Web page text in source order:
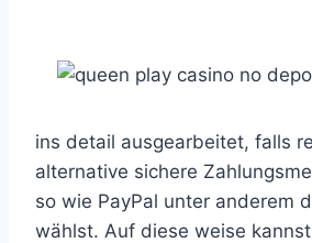
ins detail ausgearbeitet, falls
alternative sichere
so wie PayPal unter anderem
wählst. Auf diese weise